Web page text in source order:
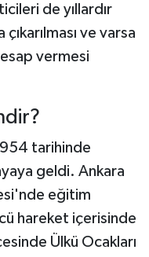
de yıllardır
ve varsa
vermesi
tarihinde
geldi. Ankara
eğitim
hareket içerisinde
Ülkü Ocakları